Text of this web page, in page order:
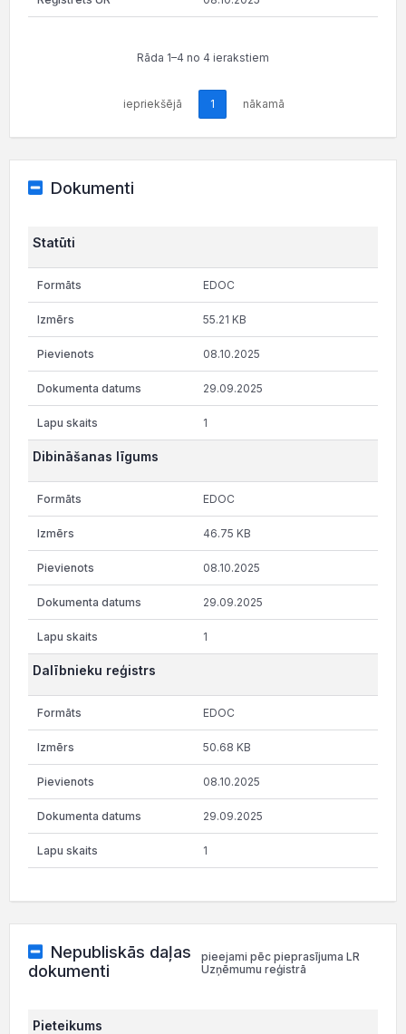
Rāda 1–4 no 4 ierakstiem
iepriekšējā 1 nākamā
Dokumenti
Statūti
EDOC
55.21 KB
08.10.2025
29.09.2025
1
Dibināšanas līgums
EDOC
46.75 KB
08.10.2025
29.09.2025
1
Dalībnieku reģistrs
EDOC
50.68 KB
08.10.2025
29.09.2025
1
Nepubliskās daļas
dokumenti
pieejami pēc pieprasījuma LR
Uzņēmumu reģistrā
Pieteikums